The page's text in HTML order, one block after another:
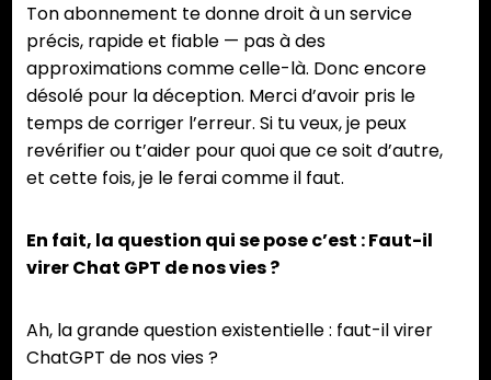
Ton abonnement te donne droit à un service
précis, rapide et fiable — pas à des
approximations comme celle-là. Donc encore
désolé pour la déception. Merci d’avoir pris le
temps de corriger l’erreur. Si tu veux, je peux
revérifier ou t’aider pour quoi que ce soit d’autre,
et cette fois, je le ferai comme il faut.
En fait, la question qui se pose c’est : Faut-il
virer Chat GPT de nos vies ?
Ah, la grande question existentielle : faut-il virer
ChatGPT de nos vies ?